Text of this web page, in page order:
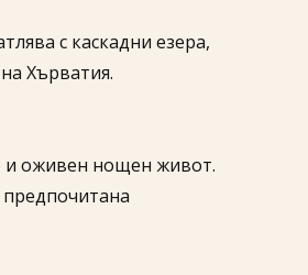
с каскадни езера,
Хърватия.
и оживен нощен живот.